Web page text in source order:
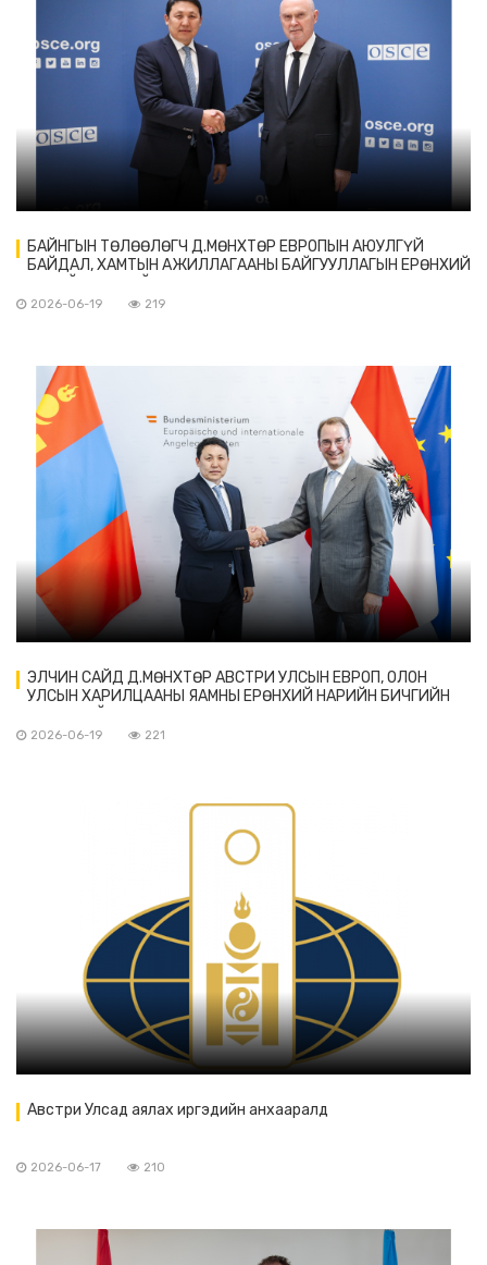
БАЙНГЫН ТӨЛӨӨЛӨГЧ Д.МӨНХТӨР ЕВРОПЫН АЮУЛГҮЙ
БАЙДАЛ, ХАМТЫН АЖИЛЛАГААНЫ БАЙГУУЛЛАГЫН ЕРӨНХИЙ
ИТГЭМЖЛЭХ ЗАХИДЛАА БАРИВ
2026-06-19 219
ЭЛЧИН САЙД Д.МӨНХТӨР АВСТРИ УЛСЫН ЕВРОП, ОЛОН
УЛСЫН ХАРИЛЦААНЫ ЯАМНЫ ЕРӨНХИЙ НАРИЙН БИЧГИЙН
2026-06-19 221
Австри Улсад аялах иргэдийн анхааралд
2026-06-17 210